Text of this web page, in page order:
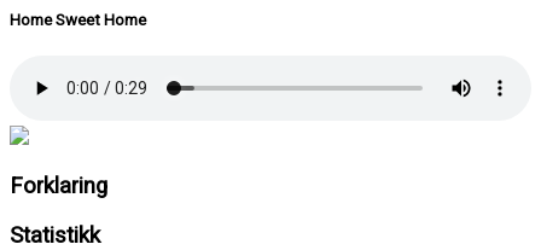
Home Sweet Home
Forklaring
Statistikk